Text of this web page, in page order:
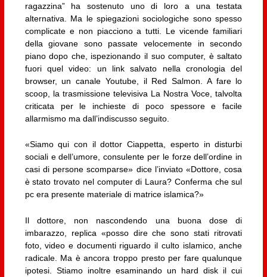
ragazzina” ha sostenuto uno di loro a una testata
alternativa. Ma le spiegazioni sociologiche sono spesso
complicate e non piacciono a tutti. Le vicende familiari
della giovane sono passate velocemente in secondo
piano dopo che, ispezionando il suo computer, è saltato
fuori quel video: un link salvato nella cronologia del
browser, un canale Youtube, il Red Salmon. A fare lo
scoop, la trasmissione televisiva La Nostra Voce, talvolta
criticata per le inchieste di poco spessore e facile
allarmismo ma dall’indiscusso seguito.
«Siamo qui con il dottor Ciappetta, esperto in disturbi
sociali e dell’umore, consulente per le forze dell’ordine in
casi di persone scomparse» dice l’inviato «Dottore, cosa
è stato trovato nel computer di Laura? Conferma che sul
pc era presente materiale di matrice islamica?»
Il dottore, non nascondendo una buona dose di
imbarazzo, replica «posso dire che sono stati ritrovati
foto, video e documenti riguardo il culto islamico, anche
radicale. Ma è ancora troppo presto per fare qualunque
ipotesi. Stiamo inoltre esaminando un hard disk il cui